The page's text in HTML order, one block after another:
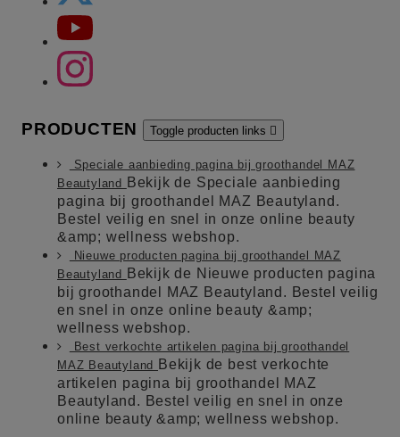
PRODUCTEN Toggle producten links 
Speciale aanbieding pagina bij groothandel MAZ
Beautyland
Bekijk de Speciale aanbieding
pagina bij groothandel MAZ Beautyland.
Bestel veilig en snel in onze online beauty
&amp; wellness webshop.
Nieuwe producten pagina bij groothandel MAZ
Beautyland
Bekijk de Nieuwe producten pagina
bij groothandel MAZ Beautyland. Bestel veilig
en snel in onze online beauty &amp;
wellness webshop.
Best verkochte artikelen pagina bij groothandel
MAZ Beautyland
Bekijk de best verkochte
artikelen pagina bij groothandel MAZ
Beautyland. Bestel veilig en snel in onze
online beauty &amp; wellness webshop.